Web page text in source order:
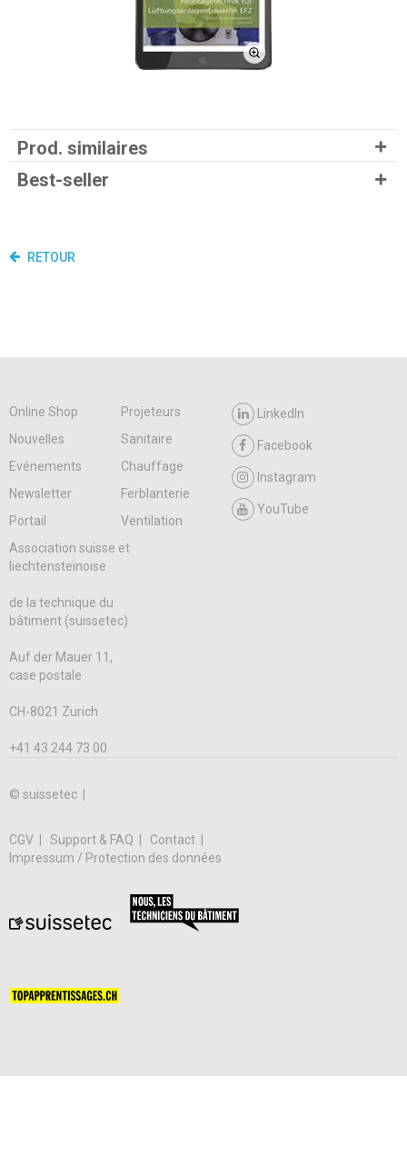
Prod. similaires
Best-seller
RETOUR
Online Shop
Projeteurs
Nouvelles
Sanitaire
Evénements
Chauffage
Newsletter
Ferblanterie
Portail
Ventilation
LinkedIn
Facebook
Instagram
YouTube
Association suisse et
liechtensteinoise
de la technique du
bâtiment (suissetec)
Auf der Mauer 11,
case postale
CH-8021 Zurich
+41 43 244 73 00
© suissetec |
CGV Support & FAQ
Contact
Impressum / Protection des données